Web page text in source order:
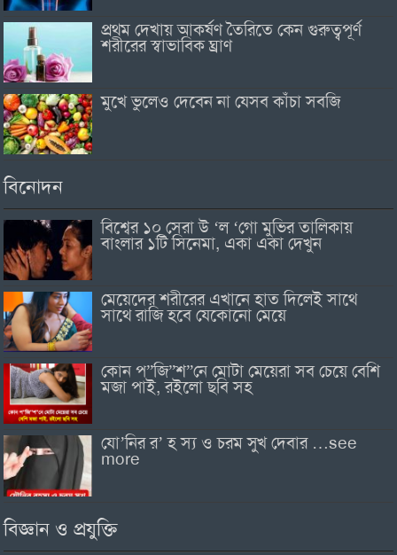
প্রথম দেখায় আকর্ষণ তৈরিতে কেন গুরুত্বপূর্ণ
শরীরের স্বাভাবিক ঘ্রাণ
মুখে ভুলেও দেবেন না যেসব কাঁচা সবজি
বিনোদন
বিশ্বের ১০ সেরা উ ‘ল ‘গো মুভির তালিকায়
বাংলার ১টি সিনেমা, একা একা দেখুন
মেয়েদের শরীরের এখানে হাত দিলেই সাথে
সাথে রাজি হবে যেকোনো মেয়ে
কোন প”জি”শ”নে মোটা মেয়েরা সব চেয়ে বেশি
মজা পাই, রইলো ছবি সহ
যো’নির র’ হ স্য ও চরম সুখ দেবার …see
more
বিজ্ঞান ও প্রযুক্তি